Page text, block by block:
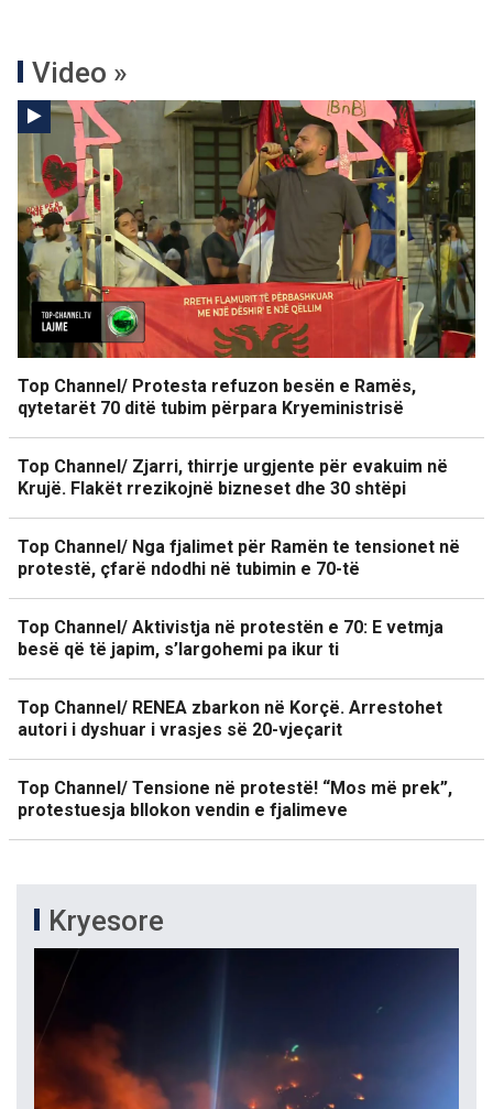
Video »
Top Channel/ Protesta refuzon besën e Ramës,
qytetarët 70 ditë tubim përpara Kryeministrisë
Top Channel/ Zjarri, thirrje urgjente për evakuim në
Krujë. Flakët rrezikojnë bizneset dhe 30 shtëpi
Top Channel/ Nga fjalimet për Ramën te tensionet në
protestë, çfarë ndodhi në tubimin e 70-të
Top Channel/ Aktivistja në protestën e 70: E vetmja
besë që të japim, s’largohemi pa ikur ti
Top Channel/ RENEA zbarkon në Korçë. Arrestohet
autori i dyshuar i vrasjes së 20-vjeçarit
Top Channel/ Tensione në protestë! “Mos më prek”,
protestuesja bllokon vendin e fjalimeve
Kryesore